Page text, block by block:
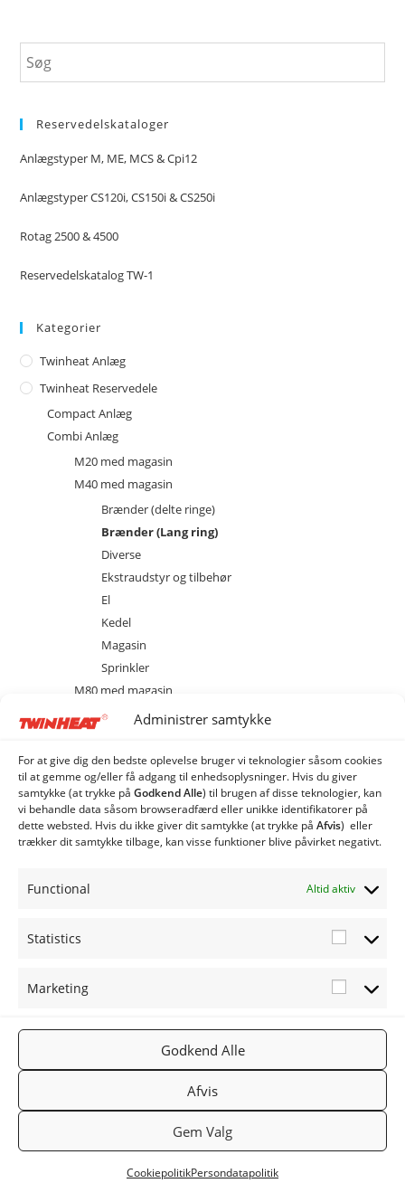
Administrer samtykke
For at give dig den bedste oplevelse bruger vi teknologier såsom cookies
til at gemme og/eller få adgang til enhedsoplysninger. Hvis du giver
samtykke (at trykke på Godkend Alle) til brugen af ​​disse teknologier, kan
vi behandle data såsom browseradfærd eller unikke identifikatorer på
dette websted. Hvis du ikke giver dit samtykke (at trykke på Afvis) eller
trækker dit samtykke tilbage, kan visse funktioner blive påvirket negativt.
Functional Altid aktiv
Statistics
Marketing
Godkend Alle
Afvis
Gem Valg
CookiepolitikPersondatapolitik
Reservedelskataloger
Anlægstyper M, ME, MCS & Cpi12
Anlægstyper CS120i, CS150i & CS250i
Rotag 2500 & 4500
Reservedelskatalog TW-1
Kategorier
Twinheat Anlæg
Twinheat Reservedele
Compact Anlæg
Combi Anlæg
M20 med magasin
M40 med magasin
Brænder (delte ringe)
Brænder (Lang ring)
Diverse
Ekstraudstyr og tilbehør
El
Kedel
Magasin
Sprinkler
M80 med magasin
MCS 20 med cellesluse
MCS 80 med cellesluse
ME 20 med spjældhus
ME 40 med spjældhus
ME 80 med spjældhus
Industri Anlæg
T
Facebook
Gå til
Twinheat.
dk
nyhedsbr